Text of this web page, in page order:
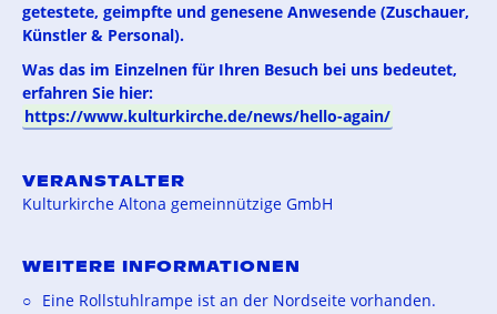
getestete, geimpfte und genesene Anwesende (Zuschauer,
Künstler & Personal).
Was das im Einzelnen für Ihren Besuch bei uns bedeutet,
erfahren Sie hier:
https://www.kulturkirche.de/news/hello-again/
VERANSTALTER
Kulturkirche Altona gemeinnützige GmbH
WEITERE INFORMATIONEN
Eine Rollstuhlrampe ist an der Nordseite vorhanden.